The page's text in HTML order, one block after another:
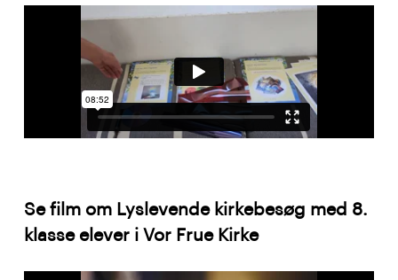
Se film om Lyslevende kirkebesøg med 8.
klasse elever i Vor Frue Kirke